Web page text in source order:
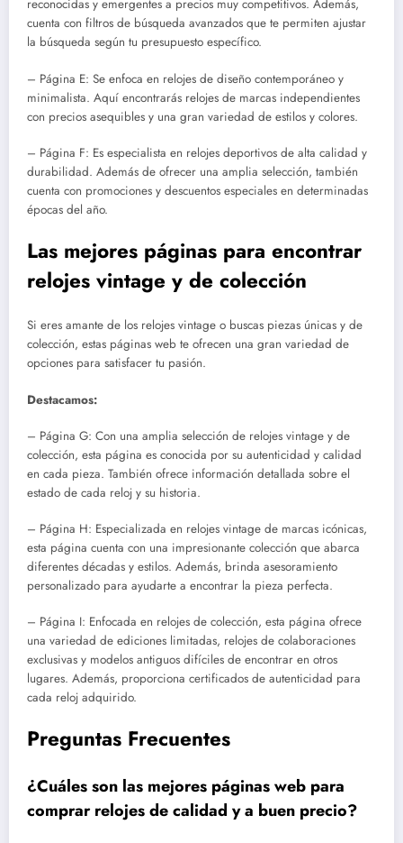
reconocidas y emergentes a precios muy competitivos. Además,
cuenta con filtros de búsqueda avanzados que te permiten ajustar
la búsqueda según tu presupuesto específico.
– Página E: Se enfoca en relojes de diseño contemporáneo y
minimalista. Aquí encontrarás relojes de marcas independientes
con precios asequibles y una gran variedad de estilos y colores.
– Página F: Es especialista en relojes deportivos de alta calidad y
durabilidad. Además de ofrecer una amplia selección, también
cuenta con promociones y descuentos especiales en determinadas
épocas del año.
Las mejores páginas para encontrar
relojes vintage y de colección
Si eres amante de los relojes vintage o buscas piezas únicas y de
colección, estas páginas web te ofrecen una gran variedad de
opciones para satisfacer tu pasión.
Destacamos:
– Página G: Con una amplia selección de relojes vintage y de
colección, esta página es conocida por su autenticidad y calidad
en cada pieza. También ofrece información detallada sobre el
estado de cada reloj y su historia.
– Página H: Especializada en relojes vintage de marcas icónicas,
esta página cuenta con una impresionante colección que abarca
diferentes décadas y estilos. Además, brinda asesoramiento
personalizado para ayudarte a encontrar la pieza perfecta.
– Página I: Enfocada en relojes de colección, esta página ofrece
una variedad de ediciones limitadas, relojes de colaboraciones
exclusivas y modelos antiguos difíciles de encontrar en otros
lugares. Además, proporciona certificados de autenticidad para
cada reloj adquirido.
Preguntas Frecuentes
¿Cuáles son las mejores páginas web para
comprar relojes de calidad y a buen precio?